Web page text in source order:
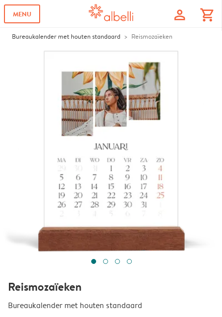
MENU profile shopping_cart
Bureaukalender met houten standaard Reismozaïeken
Reismozaïeken
Bureaukalender met houten standaard